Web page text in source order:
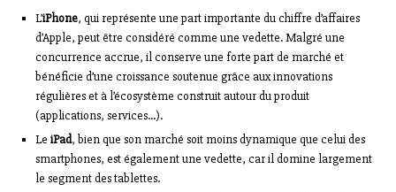
L’iPhone, qui représente une part importante du chiffre d’affaires
d’Apple, peut être considéré comme une vedette. Malgré une
concurrence accrue, il conserve une forte part de marché et
bénéficie d’une croissance soutenue grâce aux innovations
régulières et à l’écosystème construit autour du produit
(applications, services…).
Le iPad, bien que son marché soit moins dynamique que celui des
smartphones, est également une vedette, car il domine largement
le segment des tablettes.